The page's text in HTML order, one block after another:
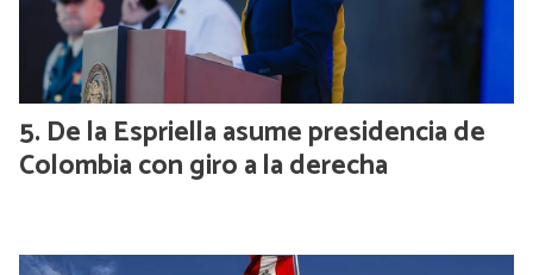
De la Espriella asume presidencia de
Colombia con giro a la derecha